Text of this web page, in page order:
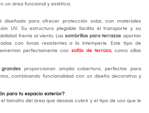
un área funcional y estética.
diseñada para ofrecer protección solar, con materiales
UV. Su estructura plegable facilita el transporte y su
frente al viento. Las sombrillas para terrazas aportan
con lonas resistentes a la intemperie. Este tipo de
perfectamente con sofás de terraza, como sillas
proporcionan amplia cobertura, perfectas para
combinando funcionalidad con un diseño decorativo y
para tu espacio exterior?
tamaño del área que deseas cubrir y el tipo de uso que le